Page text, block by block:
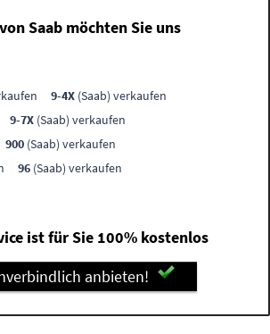
Saab möchten Sie uns
9-4X (Saab) verkaufen
9-7X (Saab) verkaufen
900 (Saab) verkaufen
96 (Saab) verkaufen
ist für Sie 100% kostenlos
anbieten!